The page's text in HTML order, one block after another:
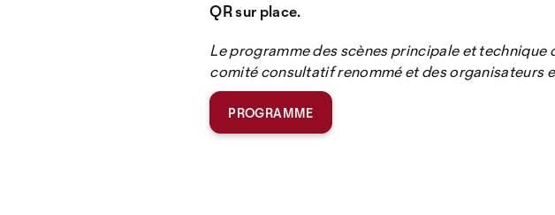
QR sur place.
Le programme des scènes principale et
comité consultatif renommé et des organisateurs
PROGRAMME